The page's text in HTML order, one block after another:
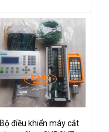
Bộ điều khiển máy cắt